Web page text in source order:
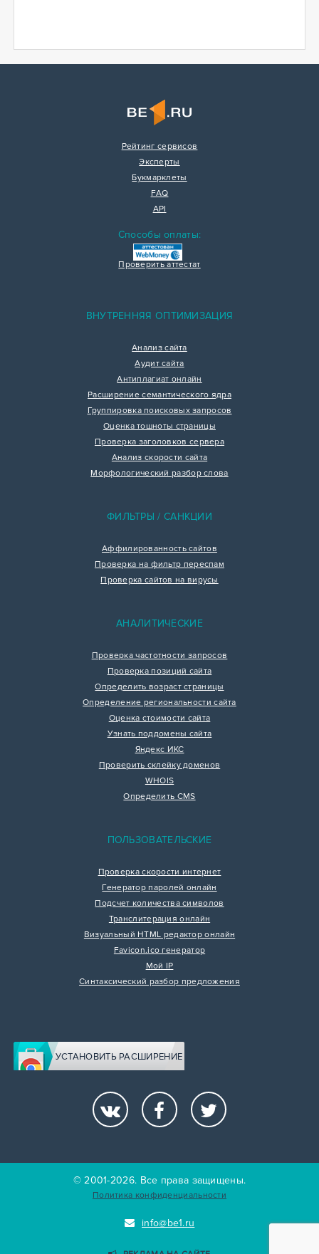
Рейтинг сервисов
Эксперты
Букмарклеты
FAQ
API
Способы оплаты:
Проверить аттестат
ВНУТРЕННЯЯ ОПТИМИЗАЦИЯ
Анализ сайта
Аудит сайта
Антиплагиат онлайн
Расширение семантического ядра
Группировка поисковых запросов
Оценка тошноты страницы
Проверка заголовков сервера
Анализ скорости сайта
Морфологический разбор слова
ФИЛЬТРЫ / САНКЦИИ
Аффилированность сайтов
Проверка на фильтр переспам
Проверка сайтов на вирусы
АНАЛИТИЧЕСКИЕ
Проверка частотности запросов
Проверка позиций сайта
Определить возраст страницы
Определение региональности сайта
Оценка стоимости сайта
Узнать поддомены сайта
Яндекс ИКС
Проверить склейку доменов
WHOIS
Определить CMS
ПОЛЬЗОВАТЕЛЬСКИЕ
Проверка скорости интернет
Генератор паролей онлайн
Подсчет количества символов
Транслитерация онлайн
Визуальный HTML редактор онлайн
Favicon.ico генератор
Мой IP
Синтаксический разбор предложения
УСТАНОВИТЬ РАСШИРЕНИЕ
© 2001-2026. Все права защищены.
Политика конфиденциальности
info@be1.ru